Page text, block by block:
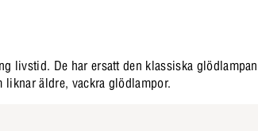
livstid. De har ersatt den klassiska
äldre, vackra glödlampor.